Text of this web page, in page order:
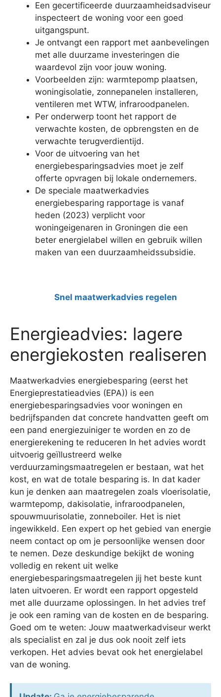
Een gecertificeerde duurzaamheidsadviseur
inspecteert de woning voor een goed
uitgangspunt.
Je ontvangt een rapport met aanbevelingen
met alle duurzame investeringen die
waardevol zijn voor jouw woning.
Voorbeelden zijn: warmtepomp plaatsen,
woningisolatie, zonnepanelen installeren,
ventileren met WTW, infraroodpanelen.
Per onderwerp toont het rapport de
verwachte kosten, de opbrengsten en de
verwachte terugverdientijd.
Voor de uitvoering van het
energiebesparingsadvies moet je zelf
offerte opvragen bij lokale ondernemers.
De speciale maatwerkadvies
energiebesparing rapportage is vanaf
heden (2023) verplicht voor
woningeigenaren in Groningen die een
beter energielabel willen en gebruik willen
maken van een duurzaamheidssubsidie.
Snel maatwerkadvies regelen
Energieadvies: lagere
energiekosten realiseren
Maatwerkadvies energiebesparing (eerst het
Energieprestatieadvies (EPA)) is een
energiebesparingsadvies voor woningen en
bedrijfspanden dat concrete handvatten geeft om
een pand energiezuiniger te worden en zo de
energierekening te reduceren In het advies wordt
uitvoerig geïllustreerd welke
verduurzamingsmaatregelen er bestaan, wat het
kost, en wat de totale besparing is. In dat kader
kun je denken aan maatregelen zoals vloerisolatie,
warmtepomp, dakisolatie, infraroodpanelen,
spouwmuurisolatie, zonneboiler. Het is niet
ingewikkeld. Een expert op het gebied van energie
neem contact op om je persoonlijke wensen door
te nemen. Deze deskundige bekijkt de woning
volledig en rekent uit welke
energiebesparingsmaatregelen jij het beste kunt
laten uitvoeren. Er wordt een rapport opgesteld
met alle duurzame oplossingen. In het advies tref
je ook een raming van de kosten en de besparing.
Goed om te weten: Jouw maatwerkadviseur werkt
als specialist en zal je dus ook nooit zelf iets
verkopen. Het advies bevat ook het energielabel
van de woning.